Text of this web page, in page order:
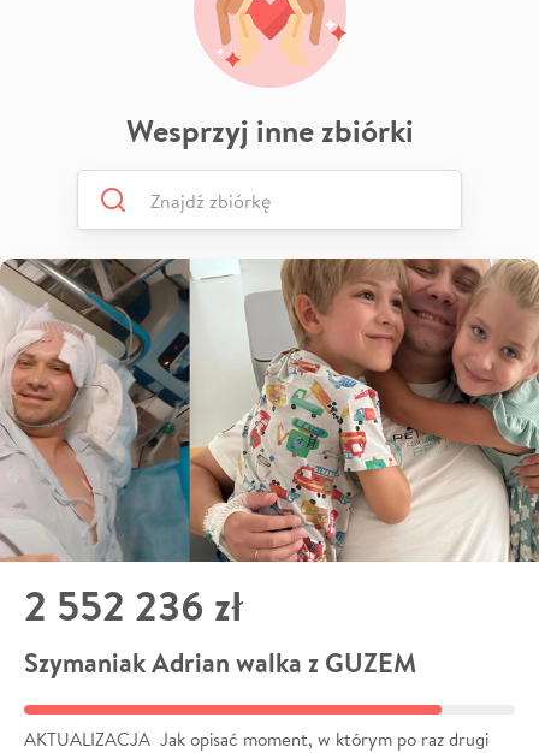
Wesprzyj inne zbiórki
2 552 236 zł
Szymaniak Adrian walka z GUZEM
AKTUALIZACJA Jak opisać moment, w którym po raz drugi